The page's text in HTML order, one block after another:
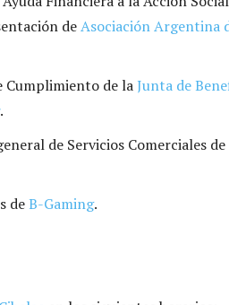
deAsociación Argentina
Cumplimiento de laJunta de
.
de Servicios Comerciales de
deB-Gaming.